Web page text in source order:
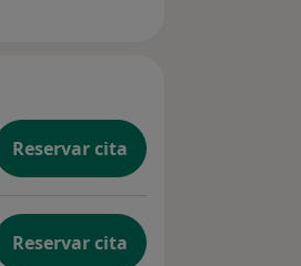
Reservar cita
Reservar cita